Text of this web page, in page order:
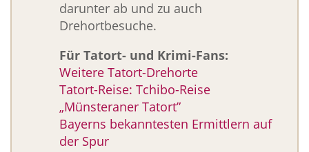
darunter ab und zu auch
Drehortbesuche.
Für Tatort- und Krimi-Fans:
Weitere Tatort-Drehorte
Tatort-Reise: Tchibo-Reise
„Münsteraner Tatort”
Bayerns bekanntesten Ermittlern auf
der Spur